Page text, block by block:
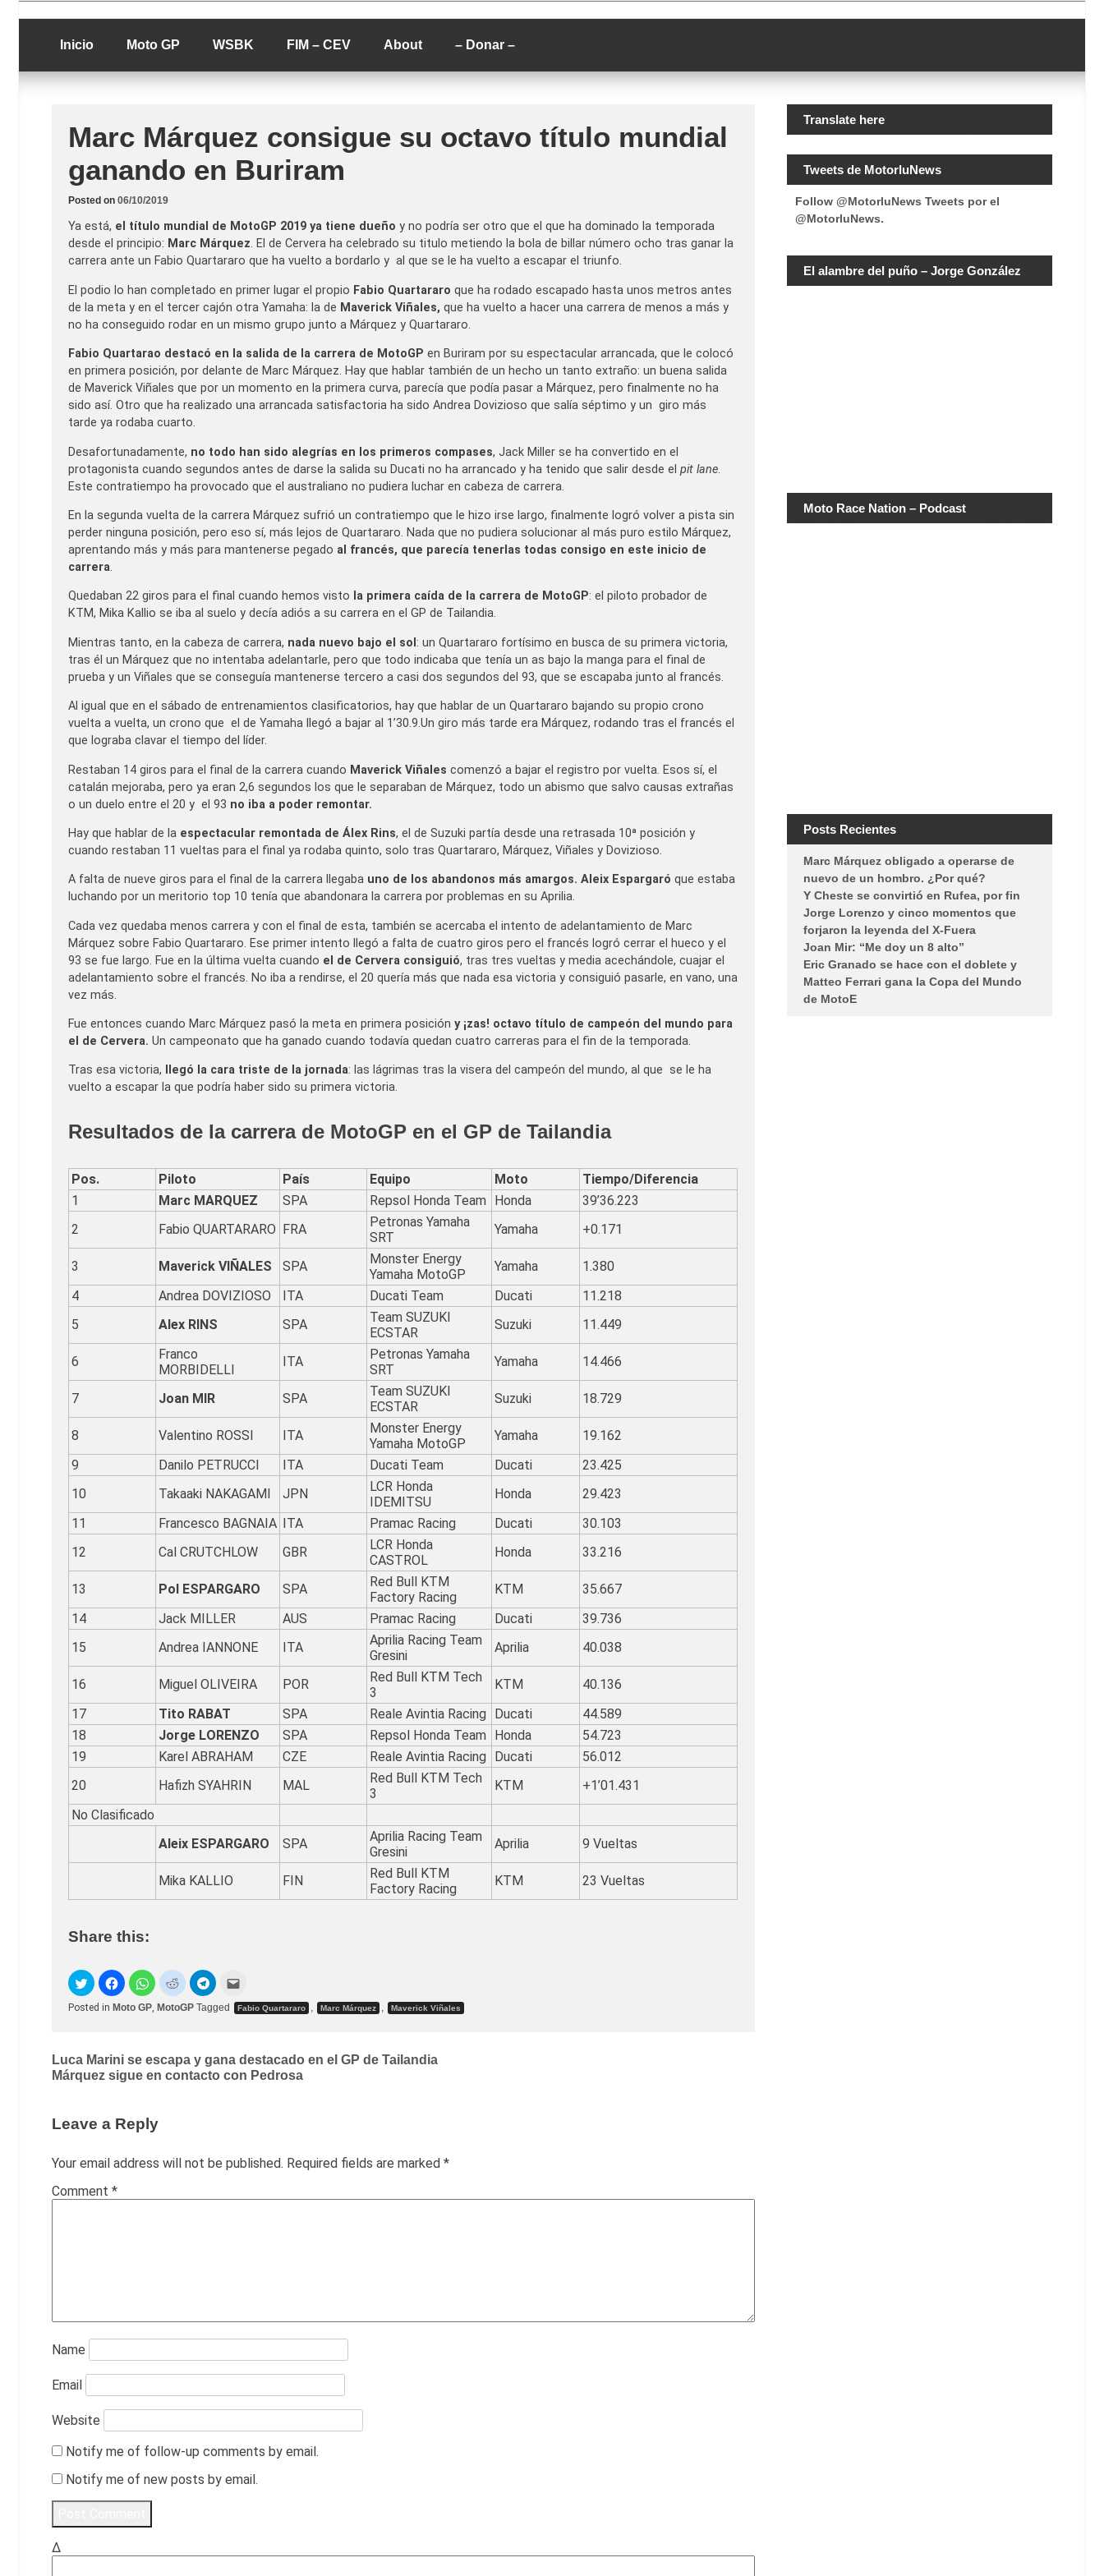
to
contentLucio Lopez GP
luciolopezgp
Inicio Moto GP WSBK FIM – CEV About – Donar –
Marc Márquez consigue su octavo título mundial
ganando en Buriram
Posted on 06/10/2019
Ya está, el título mundial de MotoGP 2019 ya tiene dueño y no podría ser otro que el que ha dominado la temporada
desde el principio: Marc Márquez. El de Cervera ha celebrado su titulo metiendo la bola de billar número ocho tras ganar la
carrera ante un Fabio Quartararo que ha vuelto a bordarlo y al que se le ha vuelto a escapar el triunfo.
El podio lo han completado en primer lugar el propio Fabio Quartararo que ha rodado escapado hasta unos metros antes
de la meta y en el tercer cajón otra Yamaha: la de Maverick Viñales, que ha vuelto a hacer una carrera de menos a más y
no ha conseguido rodar en un mismo grupo junto a Márquez y Quartararo.
Fabio Quartarao destacó en la salida de la carrera de MotoGP en Buriram por su espectacular arrancada, que le colocó
en primera posición, por delante de Marc Márquez. Hay que hablar también de un hecho un tanto extraño: un buena salida
de Maverick Viñales que por un momento en la primera curva, parecía que podía pasar a Márquez, pero finalmente no ha
sido así. Otro que ha realizado una arrancada satisfactoria ha sido Andrea Dovizioso que salía séptimo y un giro más
tarde ya rodaba cuarto.
Desafortunadamente, no todo han sido alegrías en los primeros compases, Jack Miller se ha convertido en el
protagonista cuando segundos antes de darse la salida su Ducati no ha arrancado y ha tenido que salir desde el pit lane.
Este contratiempo ha provocado que el australiano no pudiera luchar en cabeza de carrera.
En la segunda vuelta de la carrera Márquez sufrió un contratiempo que le hizo irse largo, finalmente logró volver a pista sin
perder ninguna posición, pero eso sí, más lejos de Quartararo. Nada que no pudiera solucionar al más puro estilo Márquez,
aprentando más y más para mantenerse pegado al francés, que parecía tenerlas todas consigo en este inicio de
carrera.
Quedaban 22 giros para el final cuando hemos visto la primera caída de la carrera de MotoGP: el piloto probador de
KTM, Mika Kallio se iba al suelo y decía adiós a su carrera en el GP de Tailandia.
Mientras tanto, en la cabeza de carrera, nada nuevo bajo el sol : un Quartararo fortísimo en busca de su primera victoria,
tras él un Márquez que no intentaba adelantarle, pero que todo indicaba que tenía un as bajo la manga para el final de
prueba y un Viñales que se conseguía mantenerse tercero a casi dos segundos del 93, que se escapaba junto al francés.
Al igual que en el sábado de entrenamientos clasificatorios, hay que hablar de un Quartararo bajando su propio crono
vuelta a vuelta, un crono que el de Yamaha llegó a bajar al 1’30.9.Un giro más tarde era Márquez, rodando tras el francés el
que lograba clavar el tiempo del líder.
Restaban 14 giros para el final de la carrera cuando Maverick Viñales comenzó a bajar el registro por vuelta. Esos sí, el
catalán mejoraba, pero ya eran 2,6 segundos los que le separaban de Márquez, todo un abismo que salvo causas extrañas
o un duelo entre el 20 y el 93 no iba a poder remontar.
Hay que hablar de la espectacular remontada de Álex Rins, el de Suzuki partía desde una retrasada 10ª posición y
cuando restaban 11 vueltas para el final ya rodaba quinto, solo tras Quartararo, Márquez, Viñales y Dovizioso.
A falta de nueve giros para el final de la carrera llegaba uno de los abandonos más amargos. Aleix Espargaró que estaba
luchando por un meritorio top 10 tenía que abandonara la carrera por problemas en su Aprilia.
Cada vez quedaba menos carrera y con el final de esta, también se acercaba el intento de adelantamiento de Marc
Márquez sobre Fabio Quartararo. Ese primer intento llegó a falta de cuatro giros pero el francés logró cerrar el hueco y el
93 se fue largo. Fue en la última vuelta cuando el de Cervera consiguió, tras tres vueltas y media acechándole, cuajar el
adelantamiento sobre el francés. No iba a rendirse, el 20 quería más que nada esa victoria y consiguió pasarle, en vano, una
vez más.
Fue entonces cuando Marc Márquez pasó la meta en primera posición y ¡zas! octavo título de campeón del mundo para
el de Cervera. Un campeonato que ha ganado cuando todavía quedan cuatro carreras para el fin de la temporada.
Tras esa victoria, llegó la cara triste de la jornada: las lágrimas tras la visera del campeón del mundo, al que se le ha
vuelto a escapar la que podría haber sido su primera victoria.
Resultados de la carrera de MotoGP en el GP de Tailandia
Pos. Piloto País Equipo Moto
Tiempo/Diferencia
1
Marc MARQUEZ SPA Repsol Honda Team Honda
39’36.223
2
Fabio QUARTARARO FRA
Petronas Yamaha
SRT
Yamaha +0.171
3 Maverick VIÑALES SPA
Monster Energy
Yamaha MotoGP
Yamaha
1.380
4
Andrea DOVIZIOSO ITA Ducati Team Ducati
11.218
5
Alex RINS SPA
Team SUZUKI
ECSTAR
Suzuki 11.449
6
Franco
MORBIDELLI
ITA
Petronas Yamaha
SRT
Yamaha 14.466
7 Joan MIR SPA
Team SUZUKI
ECSTAR
Suzuki 18.729
8 Valentino ROSSI ITA
Monster Energy
Yamaha MotoGP
Yamaha
19.162
9
Danilo PETRUCCI ITA Ducati Team Ducati
23.425
10
Takaaki NAKAGAMI JPN
LCR Honda
IDEMITSU
Honda
29.423
11
Francesco BAGNAIA ITA Pramac Racing Ducati
30.103
12
Cal CRUTCHLOW GBR
LCR Honda
CASTROL
Honda 33.216
13 Pol ESPARGARO SPA
Red Bull KTM
Factory Racing
KTM
35.667
14
Jack MILLER AUS Pramac Racing Ducati
39.736
15
Andrea IANNONE ITA
Aprilia Racing Team
Gresini
Aprilia 40.038
16 Miguel OLIVEIRA POR
Red Bull KTM Tech
3
KTM
40.136
17
Tito RABAT SPA Reale Avintia Racing Ducati
44.589
18
Jorge LORENZO SPA Repsol Honda Team Honda
54.723
19
Karel ABRAHAM CZE Reale Avintia Racing Ducati
56.012
20
Hafizh SYAHRIN MAL
Red Bull KTM Tech
3
KTM
+1’01.431
No Clasificado
Aleix ESPARGARO
SPA
Aprilia Racing Team
Gresini
Aprilia 9 Vueltas
Mika KALLIO FIN
Red Bull KTM
Factory Racing
KTM 23 Vueltas
Share this:
Posted in Moto GP, MotoGP Tagged Fabio Quartararo , Marc Márquez , Maverick Viñales
Post
navigation
Luca Marini se escapa y gana destacado en el GP de Tailandia
Márquez sigue en contacto con Pedrosa
Leave a Reply
Your email address will not be published. Required fields are marked *
Comment *
Name
Email
Website
Notify me of follow-up comments by email.
Notify me of new posts by email.
Δ
Translate here
Tweets de MotorluNews
Follow @MotorluNews Tweets por el
@MotorluNews.
El alambre del puño – Jorge González
Moto Race Nation – Podcast
Posts Recientes
Marc Márquez obligado a operarse de
nuevo de un hombro. ¿Por qué?
Y Cheste se convirtió en Rufea, por fin
Jorge Lorenzo y cinco momentos que
forjaron la leyenda del X-Fuera
Joan Mir: “Me doy un 8 alto”
Eric Granado se hace con el doblete y
Matteo Ferrari gana la Copa del Mundo
de MotoE